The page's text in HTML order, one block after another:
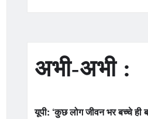
अभी-अभी :
यूपी: ‘कुछ लोग जीवन भर बच्चे ही